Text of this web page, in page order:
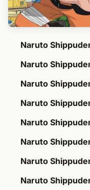
Naruto
Naruto
Naruto
Naruto
Naruto
Naruto
Naruto
Naruto